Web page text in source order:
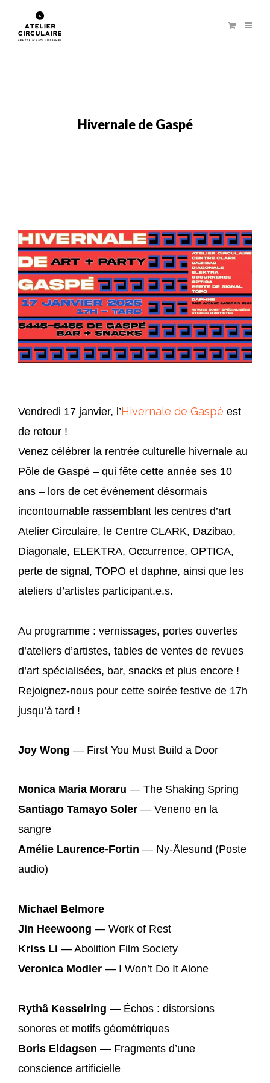
Hivernale de Gaspé
Vendredi 17 janvier, l’Hivernale de Gaspé est
de retour !
Venez célébrer la rentrée culturelle hivernale au
Pôle de Gaspé – qui fête cette année ses 10
ans – lors de cet événement désormais
incontournable rassemblant les centres d’art
Atelier Circulaire, le Centre CLARK, Dazibao,
Diagonale, ELEKTRA, Occurrence, OPTICA,
perte de signal, TOPO et daphne, ainsi que les
ateliers d’artistes participant.e.s.
Au programme : vernissages, portes ouvertes
d’ateliers d’artistes, tables de ventes de revues
d’art spécialisées, bar, snacks et plus encore !
Rejoignez-nous pour cette soirée festive de 17h
jusqu’à tard !
Joy Wong — First You Must Build a Door
Monica Maria Moraru — The Shaking Spring
Santiago Tamayo Soler — Veneno en la
sangre
Amélie Laurence-Fortin — Ny-Ålesund (Poste
audio)
Michael Belmore
Jin Heewoong — Work of Rest
Kriss Li — Abolition Film Society
Veronica Modler — I Won’t Do It Alone
Rythâ Kesselring — Échos : distorsions
sonores et motifs géométriques
Boris Eldagsen — Fragments d’une
conscience artificielle